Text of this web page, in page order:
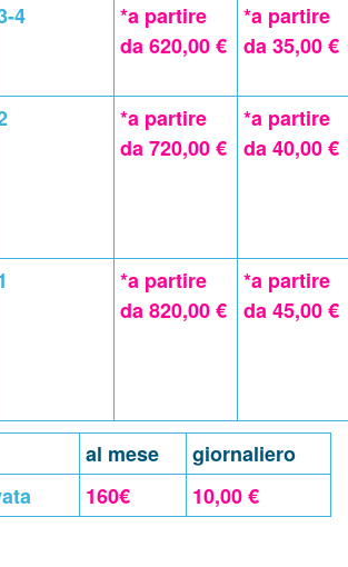
4
*a partire
da 620,00 €
*a partire
da 35,00 €
*a partire
da 720,00 €
*a partire
da 40,00 €
*a partire
da 820,00 €
*a partire
da 45,00 €
al mese
giornaliero
160€ 10,00 €